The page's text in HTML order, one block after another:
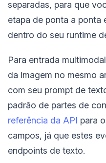
separadas, para que
etapa de ponta a ponta
dentro do seu runtime
Para entrada
da imagem no mesmo
com seu prompt de
padrão de partes de
referência da API para
campos, já que estes
endpoints de texto.